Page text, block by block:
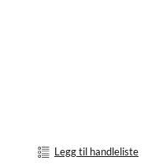
Legg til handleliste